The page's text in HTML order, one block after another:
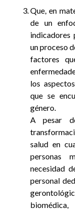
Que, en
de un
indicadores
un proceso
factores
los
que se
género.
A pesar
salud en
personas
necesidad
personal